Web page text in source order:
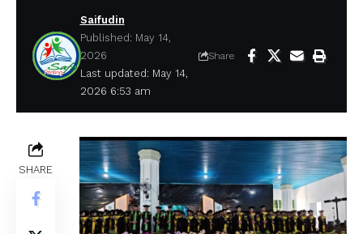
Last updated: May 14,
2026 6:53 am
Saifudin
Published: May 14,
2026
Share
SHARE